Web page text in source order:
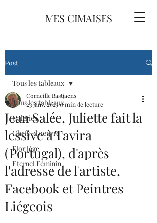
MES CIMAISES
Post
Tous les tableaux
Galeries
Chefs-d'oeuvre
Florilège
Eternel Féminin
Tous les tableaux
Jean Salée, Juliette fait la
lessive à Tavira
(Portugal), d'après
l'adresse de l'artiste,
Facebook et Peintres
Liégeois
Corneille Bastjaens
23 janv. 20250 min de lecture